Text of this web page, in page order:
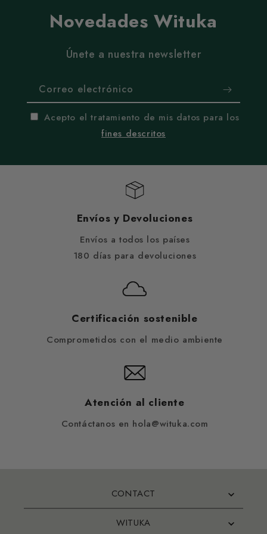
Novedades Wituka
Únete a nuestra newsletter
Correo electrónico
Acepto el tratamiento de mis datos para los
fines descritos
Envíos y Devoluciones
Envíos a todos los países
180 días para devoluciones
Certificación sostenible
Comprometidos con el medio ambiente
Atención al cliente
Contáctanos en hola@wituka.com
CONTACT
WITUKA